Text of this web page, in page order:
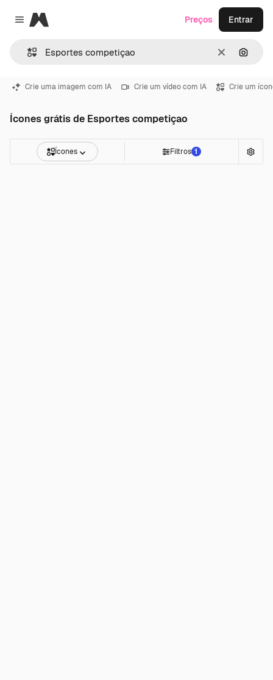
Close menu
Magnific
Limpar
Preços Entrar
Crie uma imagem com IA Crie um vídeo com IA Crie um
Ícones grátis de Esportes competiçao
Ícones Filtros 1